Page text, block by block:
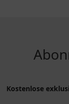
Kostenlose